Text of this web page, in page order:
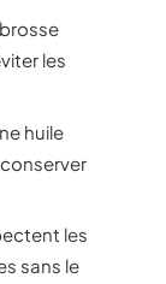
les
huile
les
sans le